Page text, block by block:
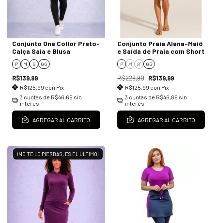
Conjunto One Collor Preto-
Calça Saia e Blusa
P M G GG
R$139,99
R$125,99 con Pix
3 cuotas de R$46,66 sin
interés
AGREGAR AL CARRITO
Conjunto Praia Alana-Maiô
e Saída de Praia com Short
P M G GG
R$229,90 R$139,99
R$125,99 con Pix
3 cuotas de R$46,66 sin
interés
AGREGAR AL CARRITO
¡NO TE LO PIERDAS, ES EL ÚLTIMO!